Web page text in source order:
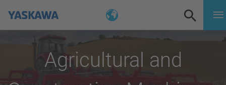
Agricultural and